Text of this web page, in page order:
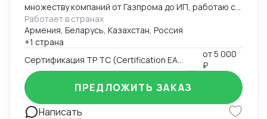
множеству компаний от Газпрома до ИП, работаю с
таможенными брокерами
Работает в странах
Армения, Беларусь, Казахстан, Россия
+1 страна
от5 000
₽
Написать
ПРЕДЛОЖИТЬ ЗАКАЗ